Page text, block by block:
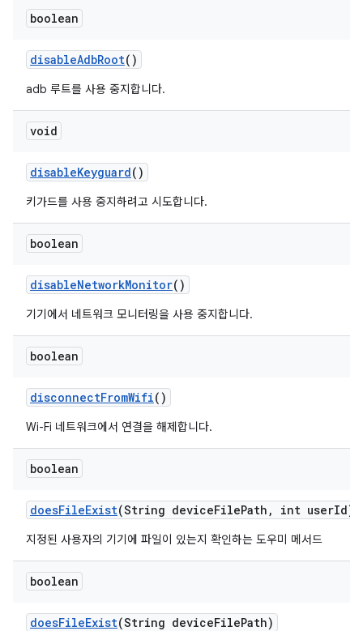
boolean
disableAdbRoot()
adb 루트를 사용 중지합니다.
void
disableKeyguard()
키가드를 사용 중지하려고 시도합니다.
boolean
disableNetworkMonitor()
기기에서 네트워크 모니터링을 사용 중지합니다.
boolean
disconnectFromWifi()
Wi-Fi 네트워크에서 연결을 해제합니다.
boolean
doesFileExist(String deviceFilePath , int userId)
지정된 사용자의 기기에 파일이 있는지 확인하는 도우미 메서드
boolean
doesFileExist(String deviceFilePath)